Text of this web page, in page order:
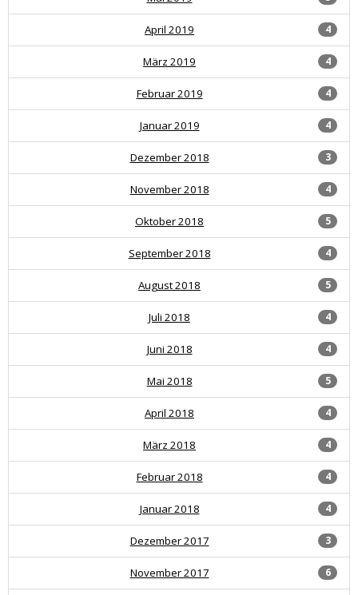
4
April 2019
4
März 2019
4
Februar 2019
4
Januar 2019
3
Dezember 2018
4
November 2018
5
Oktober 2018
4
September 2018
5
August 2018
4
Juli 2018
4
Juni 2018
5
Mai 2018
4
April 2018
4
März 2018
4
Februar 2018
4
Januar 2018
3
Dezember 2017
6
November 2017